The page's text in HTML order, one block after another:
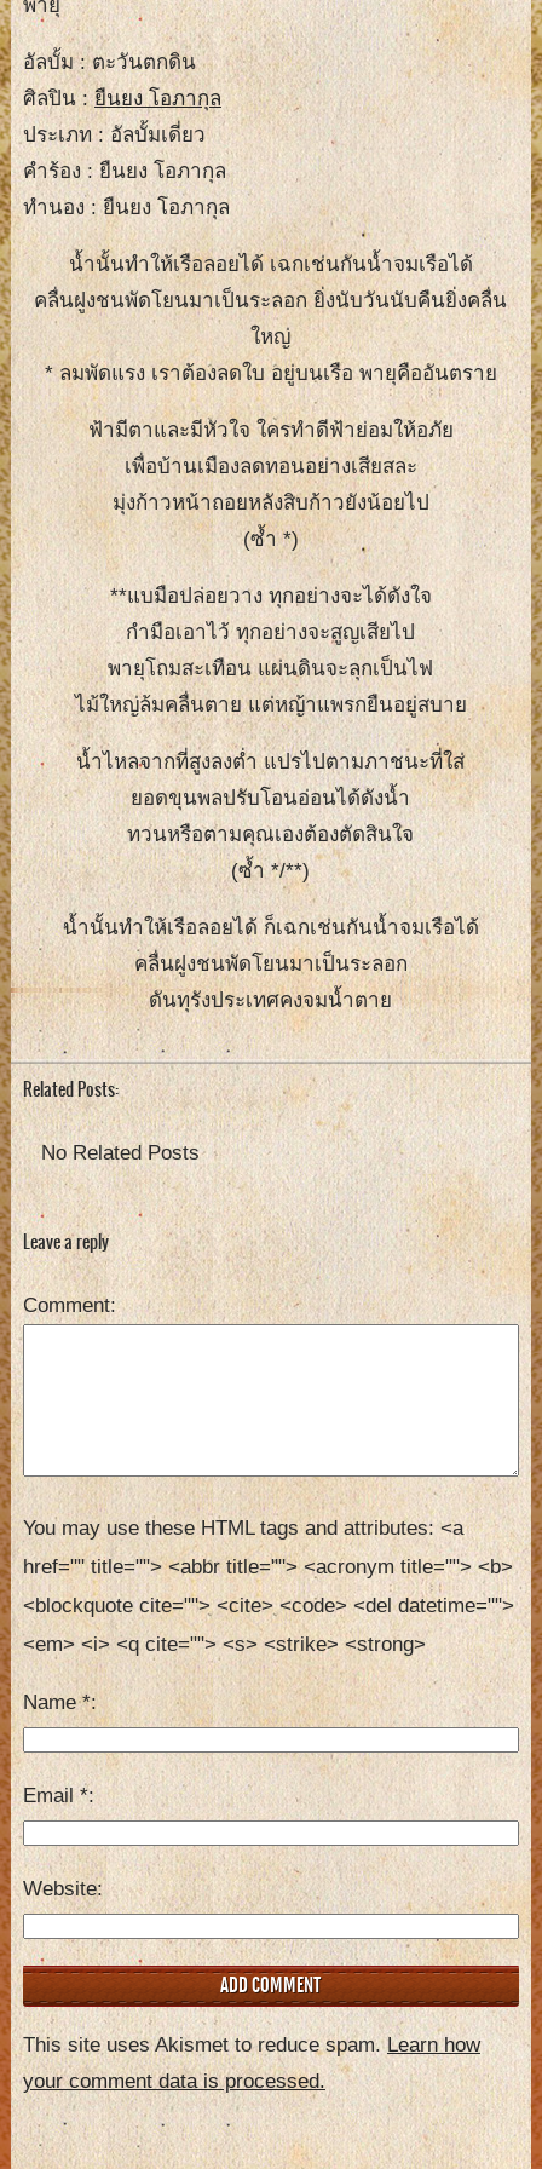
พายุ
อัลบั้ม : ตะวันตกดิน
ศิลปิน :ยืนยง โอภากุล
ประเภท : อัลบั้มเดี่ยว
คำร้อง : ยืนยง โอภากุล
ทำนอง : ยืนยง โอภากุล
น้ำนั้นทำให้เรือลอยได้ เฉกเช่นกันน้ำจมเรือได้
คลื่นฝูงชนพัดโยนมาเป็นระลอก ยิ่งนับวันนับคืนยิ่งคลื่น
ใหญ่
* ลมพัดแรง เราต้องลดใบ อยู่บนเรือ พายุคืออันตราย
ฟ้ามีตาและมีหัวใจ ใครทำดีฟ้าย่อมให้อภัย
เพื่อบ้านเมืองลดทอนอย่างเสียสละ
มุ่งก้าวหน้าถอยหลังสิบก้าวยังน้อยไป
(ซ้ำ *)
**แบมือปล่อยวาง ทุกอย่างจะได้ดังใจ
กำมือเอาไว้ ทุกอย่างจะสูญเสียไป
พายุโถมสะเทือน แผ่นดินจะลุกเป็นไฟ
ไม้ใหญ่ล้มคลื่นตาย แต่หญ้าแพรกยืนอยู่สบาย
น้ำไหลจากที่สูงลงต่ำ แปรไปตามภาชนะที่ใส่
ยอดขุนพลปรับโอนอ่อนได้ดังน้ำ
ทวนหรือตามคุณเองต้องตัดสินใจ
(ซ้ำ */**)
น้ำนั้นทำให้เรือลอยได้ ก็เฉกเช่นกันน้ำจมเรือได้
คลื่นฝูงชนพัดโยนมาเป็นระลอก
ดันทุรังประเทศคงจมน้ำตาย
Related Posts:
No Related Posts
Leave a reply
Comment
You may use these HTML tags and attributes: <a
href="" title=""> <abbr title=""> <acronym title=""> <b>
<blockquote cite=""> <cite> <code> <del datetime="">
<em> <i> <q cite=""> <s> <strike> <strong>
Name*
Email*
Website
This site uses Akismet to reduce spam. Learn how
your comment data is processed.